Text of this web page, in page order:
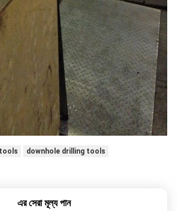
downhole drilling tools
এর সেরা মূল্য পান